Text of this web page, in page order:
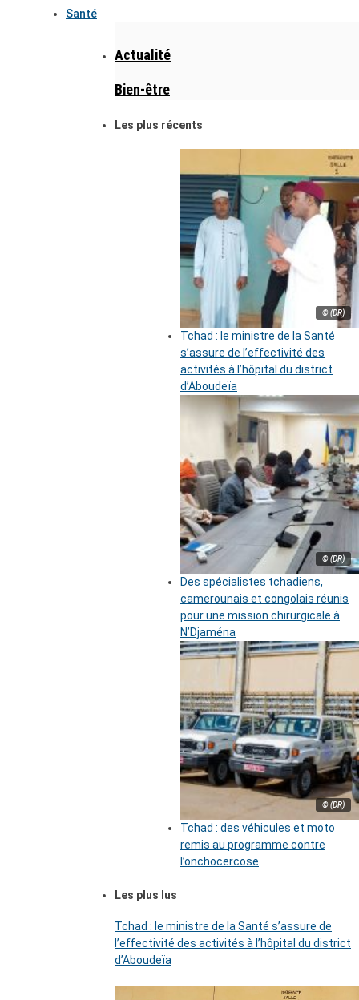
Santé
Actualité
Bien-être
Les plus récents
© (DR)
Tchad : le ministre de la Santé
s’assure de l’effectivité des
activités à l’hôpital du district
d’Aboudeïa
© (DR)
Des spécialistes tchadiens,
camerounais et congolais réunis
pour une mission chirurgicale à
N’Djaména
© (DR)
Tchad : des véhicules et moto
remis au programme contre
l’onchocercose
Les plus lus
Tchad : le ministre de la Santé s’assure de
l’effectivité des activités à l’hôpital du district
d’Aboudeïa